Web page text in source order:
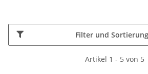
Filter und Sortierung
Artikel 1 - 5 von 5